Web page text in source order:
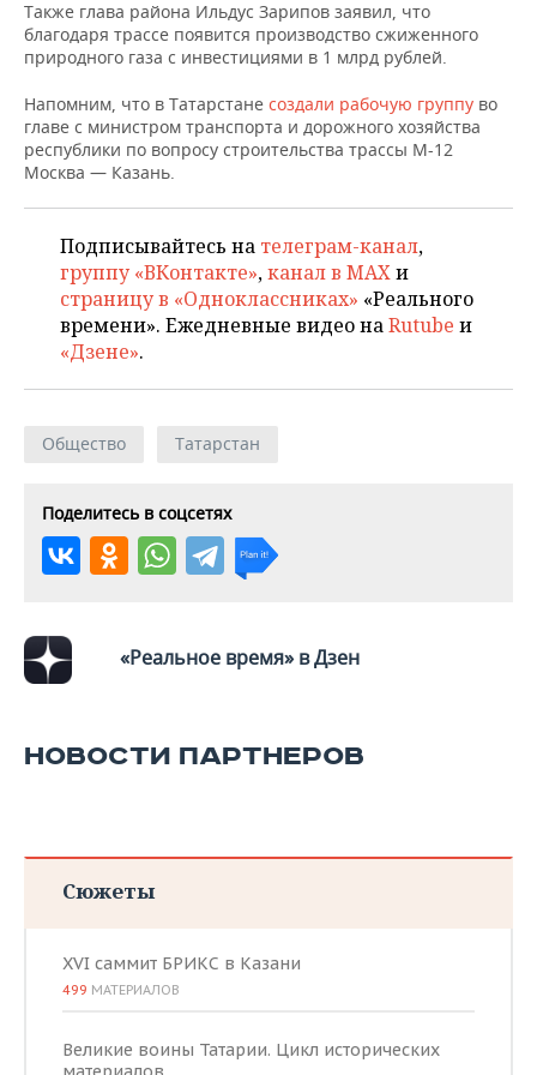
Также глава района Ильдус Зарипов заявил, что
благодаря трассе появится производство сжиженного
природного газа с инвестициями в 1 млрд рублей.
Напомним, что в Татарстане создали рабочую группу во
главе с министром транспорта и дорожного хозяйства
республики по вопросу строительства трассы М-12
Москва — Казань.
Подписывайтесь на телеграм-канал,
группу «ВКонтакте»,канал в MAXи
страницу в «Одноклассниках» «Реального
времени». Ежедневные видео наRutube и
«Дзене».
Общество Татарстан
Поделитесь в соцсетях
«Реальное время» в Дзен
НОВОСТИ ПАРТНЕРОВ
Сюжеты
XVI саммит БРИКС в Казани
499 МАТЕРИАЛОВ
Великие воины Татарии. Цикл исторических